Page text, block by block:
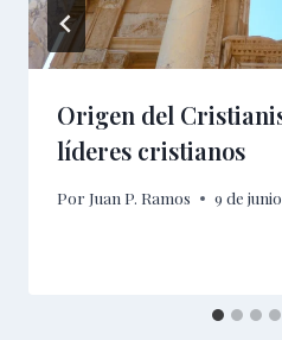
Origen del
líderes cristianos
Por Juan P. Ramos 9 de